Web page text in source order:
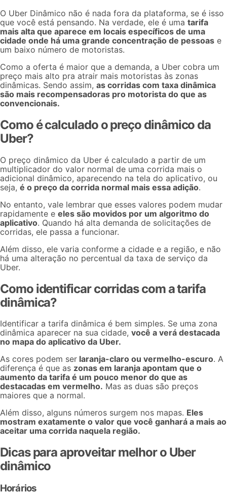
O Uber Dinâmico não é nada fora da plataforma, se é isso
que você está pensando. Na verdade, ele é uma tarifa
mais alta que aparece em locais específicos de uma
cidade onde há uma grande concentração de pessoas e
um baixo número de motoristas.
Como a oferta é maior que a demanda, a Uber cobra um
preço mais alto pra atrair mais motoristas às zonas
dinâmicas. Sendo assim, as corridas com taxa dinâmica
são mais recompensadoras pro motorista do que as
convencionais.
Como é calculado o preço dinâmico da
Uber?
O preço dinâmico da Uber é calculado a partir de um
multiplicador do valor normal de uma corrida mais o
adicional dinâmico, aparecendo na tela do aplicativo, ou
seja, é o preço da corrida normal mais essa adição.
No entanto, vale lembrar que esses valores podem mudar
rapidamente e eles são movidos por um algoritmo do
aplicativo. Quando há alta demanda de solicitações de
corridas, ele passa a funcionar.
Além disso, ele varia conforme a cidade e a região, e não
há uma alteração no percentual da taxa de serviço da
Uber.
Como identificar corridas com a tarifa
dinâmica?
Identificar a tarifa dinâmica é bem simples. Se uma zona
dinâmica aparecer na sua cidade, você a verá destacada
no mapa do aplicativo da Uber.
As cores podem ser laranja-claro ou vermelho-escuro. A
diferença é que as zonas em laranja apontam que o
aumento da tarifa é um pouco menor do que as
destacadas em vermelho. Mas as duas são preços
maiores que a normal.
Além disso, alguns números surgem nos mapas. Eles
mostram exatamente o valor que você ganhará a mais ao
aceitar uma corrida naquela região.
Dicas para aproveitar melhor o Uber
dinâmico
Horários